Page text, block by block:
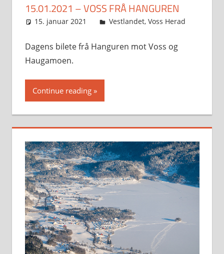
15.01.2021 – VOSS FRÅ HANGUREN
15. januar 2021 Svein
Vestlandet, Voss Herad
Dagens bilete frå Hanguren mot Voss og
Haugamoen.
Continue reading